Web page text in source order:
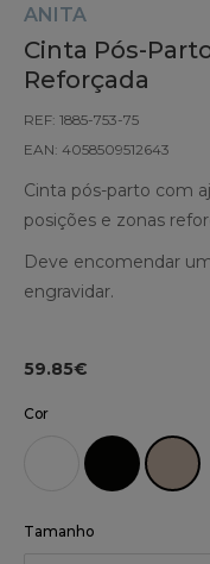
ANITA
Cinta Pós-
Reforçada
REF: 1885-753-75
EAN: 4058509512643
Cinta pós-parto com
posições e zonas
Deve encomendar
engravidar.
59.85€
Cor
Tamanho